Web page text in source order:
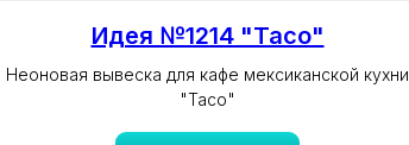
Идея №1214 "Taco"
Неоновая вывеска для кафе мексиканской кухни
"Taco"